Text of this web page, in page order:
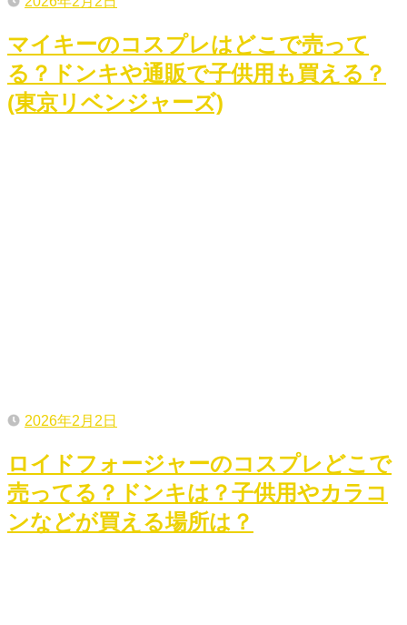
マイキーのコスプレはどこで売って
る？ドンキや通販で子供用も買える？
(東京リベンジャーズ)
2026年2月2日
ロイドフォージャーのコスプレどこで
売ってる？ドンキは？子供用やカラコ
ンなどが買える場所は？